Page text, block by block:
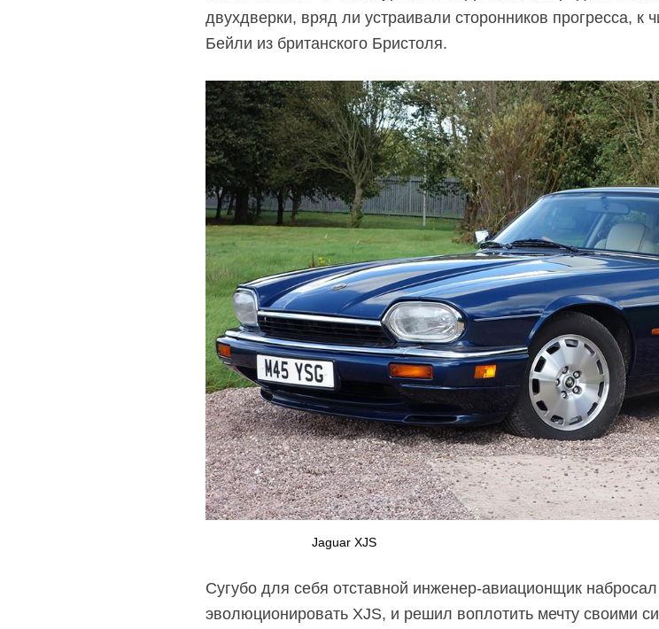
двухдверки, вряд ли устраивали сторонников прогресса,
Бейли из британского Бристоля.
Jaguar XJS
Сугубо для себя отставной инженер-авиационщик набросал
эволюционировать XJS, и решил воплотить мечту своими